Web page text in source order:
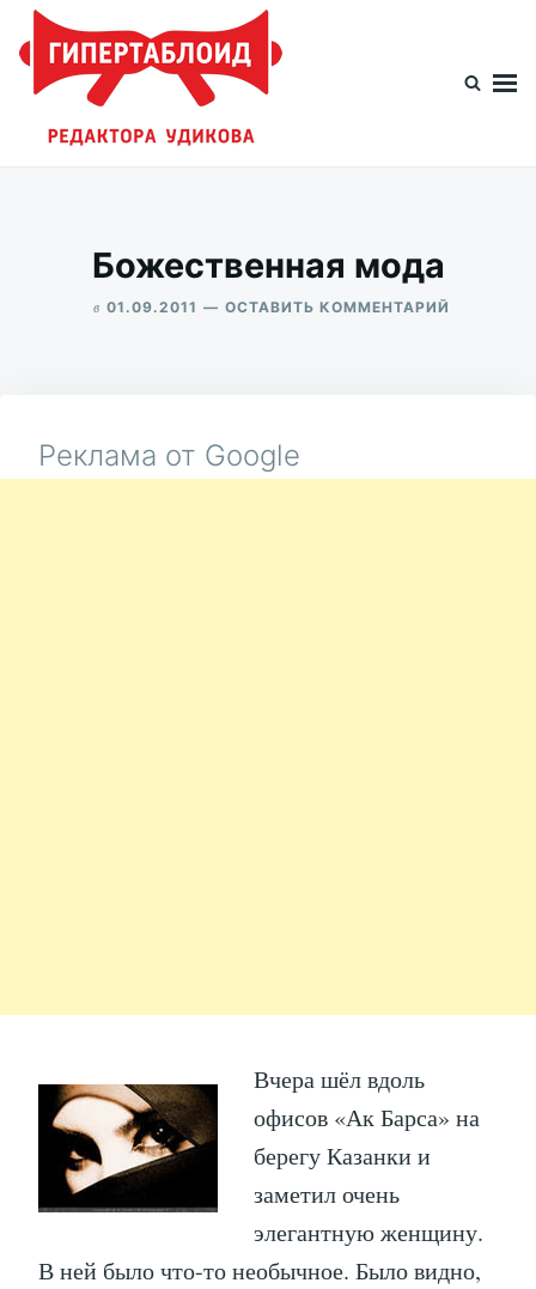
Перейти
содержимому
Искать:
Божественная мода
в 01.09.2011 ОСТАВИТЬ КОММЕНТАРИЙ
Реклама от Google
Вчера шёл вдоль
офисов «Ак Барса» на
берегу Казанки и
заметил очень
элегантную женщину.
В ней было что-то необычное. Было видно,